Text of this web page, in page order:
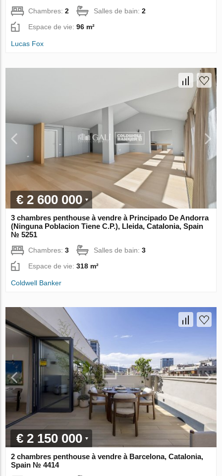
Chambres:2 Salles de bain:2
Espace de vie:96 m²
Lucas Fox
€ 2 600 000
3 chambres penthouse à vendre à Principado De Andorra
(Ninguna Poblacion Tiene C.P.), Lleida, Catalonia, Spain
№ 5251
Chambres:3 Salles de bain:3
Espace de vie:318 m²
Coldwell Banker
€ 2 150 000
2 chambres penthouse à vendre à Barcelona, Catalonia,
Spain № 4414